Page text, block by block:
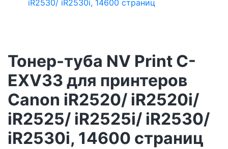
Тонер-туба NV Print C-
EXV33 для принтеров
Canon iR2520/ iR2520i/
iR2525/ iR2525i/ iR2530/
iR2530i, 14600 страниц